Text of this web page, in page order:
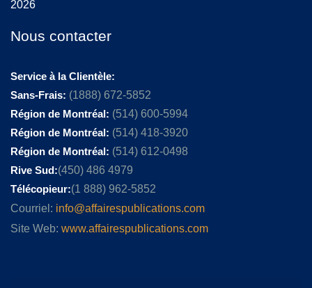
2026
Nous contacter
Service à la Clientèle:
Sans-Frais: (1888) 672-5852
Région de Montréal: (514) 600-5994
Région de Montréal: (514) 418-3920
Région de Montréal: (514) 612-0498
Rive Sud:(450) 486 4979
Télécopieur:(1 888) 962-5852
Courriel: info@affairespublications.com
Site Web: www.affairespublications.com